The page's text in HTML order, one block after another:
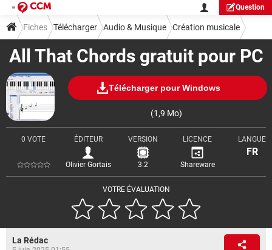
Question
All That Chords gratuit pour PC
Télécharger pour Windows
(1,9 Mo)
VOTRE ÉVALUATION
0 VOTE ÉDITEUR
Olivier Gortais
VERSION
3.2
LICENCE
Shareware
LANGUE
FR
Fiches Télécharger Audio & Musique Création musicale
La Rédac